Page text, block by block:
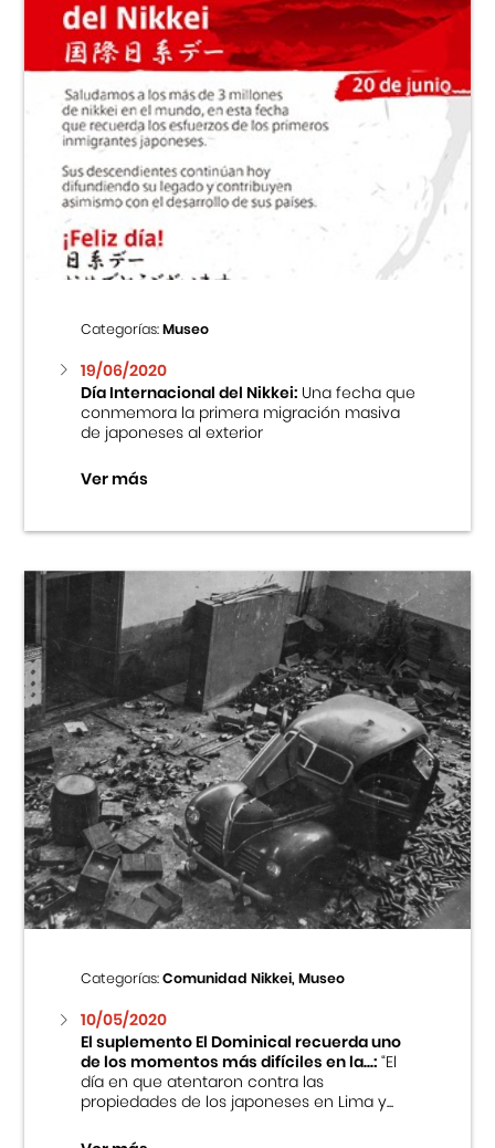
Categorías:Museo
19/06/2020
Día Internacional del Nikkei:Una fecha que
conmemora la primera migración masiva
de japoneses al exterior
Ver más
Categorías:Comunidad Nikkei, Museo
10/05/2020
El suplemento El Dominical recuerda uno
de los momentos más difíciles en la...:“El
día en que atentaron contra las
propiedades de los japoneses en Lima y...